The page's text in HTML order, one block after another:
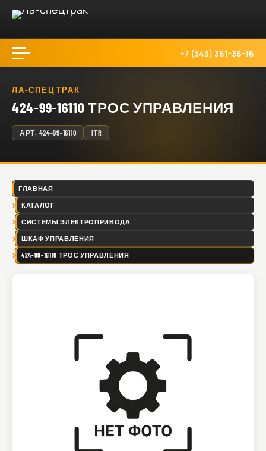
+7 (343) 361-36-16
ЛА-СПЕЦТРАК
424-99-16110 ТРОС УПРАВЛЕНИЯ
АРТ. 424-99-16110 ITR
ГЛАВНАЯ
КАТАЛОГ
СИСТЕМЫ ЭЛЕКТРОПРИВОДА
ШКАФ УПРАВЛЕНИЯ
424-99-16110 ТРОС УПРАВЛЕНИЯ